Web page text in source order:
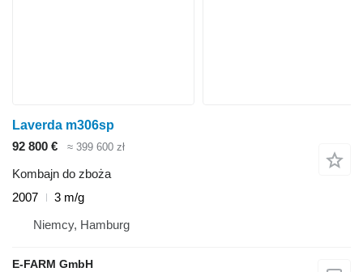
Laverda m306sp
92 800 €
≈ 399 600 zł
Kombajn do zboża
2007
3 m/g
Niemcy, Hamburg
E-FARM GmbH